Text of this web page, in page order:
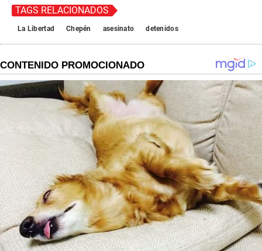
TAGS RELACIONADOS
La Libertad Chepén asesinato detenidos